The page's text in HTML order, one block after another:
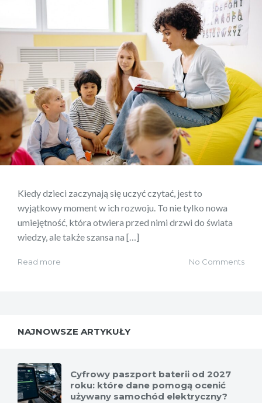
Kiedy dzieci zaczynają się uczyć czytać, jest to
wyjątkowy moment w ich rozwoju. To nie tylko nowa
umiejętność, która otwiera przed nimi drzwi do świata
wiedzy, ale także szansa na […]
Read more No Comments
NAJNOWSZE ARTYKUŁY
Cyfrowy paszport baterii od 2027
roku: które dane pomogą ocenić
używany samochód elektryczny?